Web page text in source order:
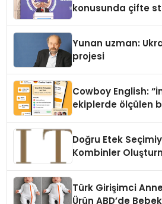
konusunda çifte
Yunan uzman:
projesi
Cowboy English:
ekiplerde ölçülen
Doğru Etek
Kombinler
Türk Girişimci
Ürün ABD’de